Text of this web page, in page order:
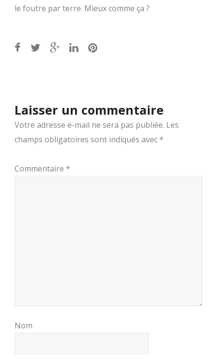
le foutre par terre. Mieux comme ça ?
Laisser un commentaire
Votre adresse e-mail ne sera pas publiée. Les
champs obligatoires sont indiqués avec *
Commentaire *
Nom